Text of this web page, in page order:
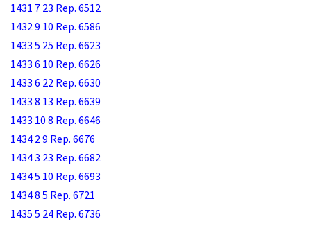
1431 7 23 Rep. 6512
1432 9 10 Rep. 6586
1433 5 25 Rep. 6623
1433 6 10 Rep. 6626
1433 6 22 Rep. 6630
1433 8 13 Rep. 6639
1433 10 8 Rep. 6646
1434 2 9 Rep. 6676
1434 3 23 Rep. 6682
1434 5 10 Rep. 6693
1434 8 5 Rep. 6721
1435 5 24 Rep. 6736